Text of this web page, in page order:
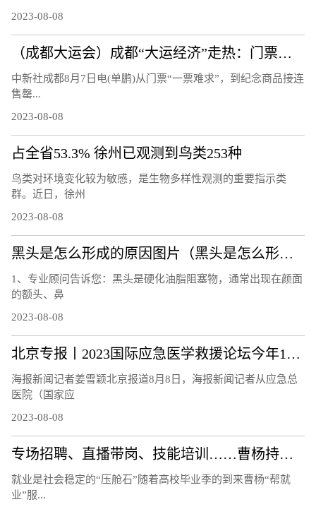
2023-08-08
（成都大运会）成都“大运经济”走热：门票周边热销 “溢出效应”显著
中新社成都8月7日电(单鹏)从门票“一票难求”，到纪念商品接连
售罄...
2023-08-08
占全省53.3% 徐州已观测到鸟类253种
鸟类对环境变化较为敏感，是生物多样性观测的重要指示类
群。近日，徐州
2023-08-08
黑头是怎么形成的原因图片（黑头是怎么形成的）
1、专业顾问告诉您：黑头是硬化油脂阻塞物，通常出现在颜面
的额头、鼻
2023-08-08
北京专报丨2023国际应急医学救援论坛今年10月举办
海报新闻记者姜雪颖北京报道8月8日，海报新闻记者从应急总
医院（国家应
2023-08-08
专场招聘、直播带岗、技能培训……曹杨持续打造“15分钟就业服务示范圈”！
就业是社会稳定的“压舱石”随着高校毕业季的到来曹杨“帮就
业”服...